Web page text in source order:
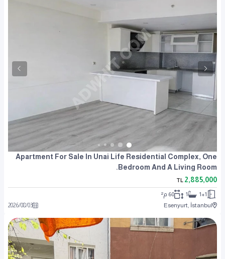
Apartment For Sale In Unai Life Residential Complex, One
Bedroom And A Living Room.
2,885,000
TL
1+1
1
60 م²
Esenyurt, İstanbul
2026/08/03